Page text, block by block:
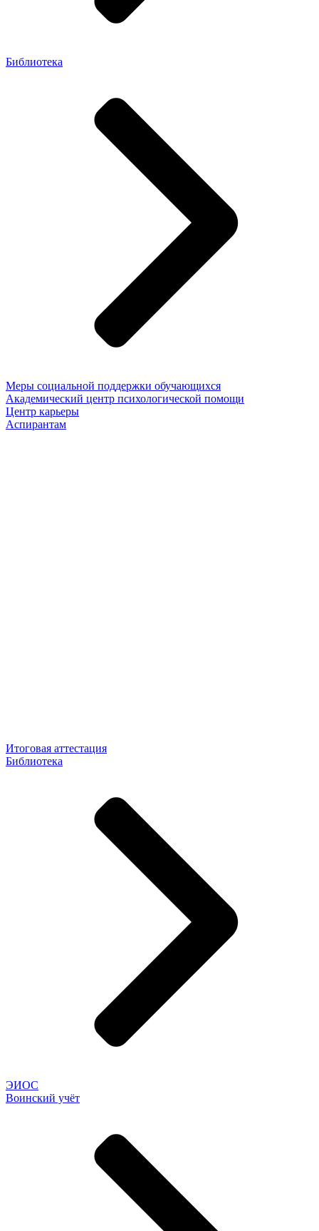
Библиотека
Меры социальной поддержки обучающихся
Академический центр психологической помощи
Центр карьеры
Аспирантам
Итоговая аттестация
Библиотека
ЭИОС
Воинский учёт